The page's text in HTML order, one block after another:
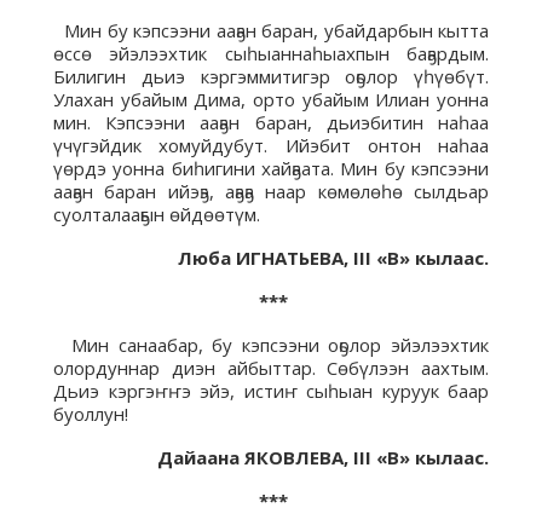
Мин бу кэпсээни ааҕан баран, убайдарбын кытта
өссө эйэлээхтик сыһыаннаһыахпын баҕардым.
Билигин дьиэ кэргэммитигэр оҕолор үһүөбүт.
Улахан убайым Дима, орто убайым Илиан уонна
мин. Кэпсээни ааҕан баран, дьиэбитин наһаа
үчүгэйдик хомуйдубут. Ийэбит онтон наһаа
үөрдэ уонна биһигини хайҕаата. Мин бу кэпсээни
ааҕан баран ийэҕэ, аҕаҕа наар көмөлөһө сылдьар
суолталааҕын өйдөөтүм.
Люба ИГНАТЬЕВА, III «В» кылаас.
***
Мин санаабар, бу кэпсээни оҕолор эйэлээхтик
олордуннар диэн айбыттар. Сөбүлээн аахтым.
Дьиэ кэргэҥҥэ эйэ, истиҥ сыһыан куруук баар
буоллун!
Дайаана ЯКОВЛЕВА, III «В» кылаас.
***